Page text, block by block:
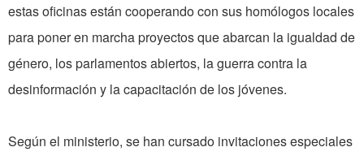
estas oficinas están cooperando con sus homólogos locales
para poner en marcha proyectos que abarcan la igualdad de
género, los parlamentos abiertos, la guerra contra la
desinformación y la capacitación de los jóvenes.
Según el ministerio, se han cursado invitaciones especiales